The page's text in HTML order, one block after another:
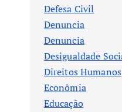
Defesa Civil
Denuncia
Denuncia
Desigualdade
Direitos Humanos
Econômia
Educação